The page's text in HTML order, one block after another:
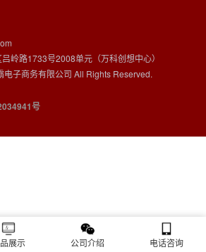
岭路1733号2008单元（万科创想中心）
子商务有限公司 All Rights Reserved.
号
展示 公司介绍 电话咨询